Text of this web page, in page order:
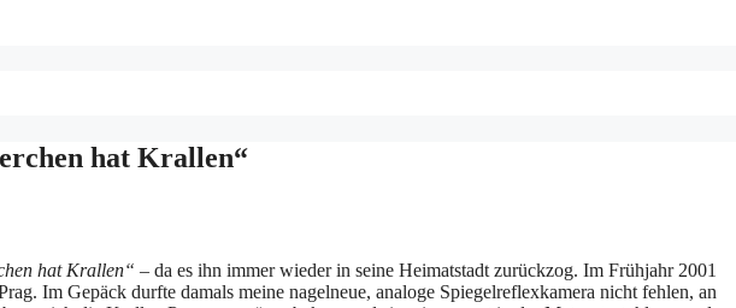
hat Krallen“
hat Krallen“ – da es ihn immer wieder in seine Heimatstadt zurückzog. Im Frühjahr 2001
Im Gepäck durfte damals meine nagelneue, analoge Spiegelreflexkamera nicht fehlen, an